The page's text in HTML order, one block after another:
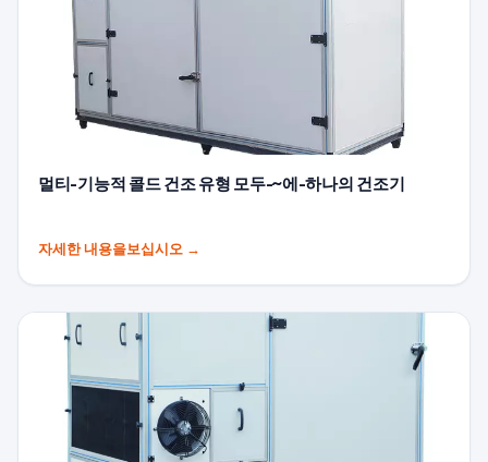
멀티-기능적 콜드 건조 유형 모두-~에-하나의 건조기
자세한 내용을보십시오 →